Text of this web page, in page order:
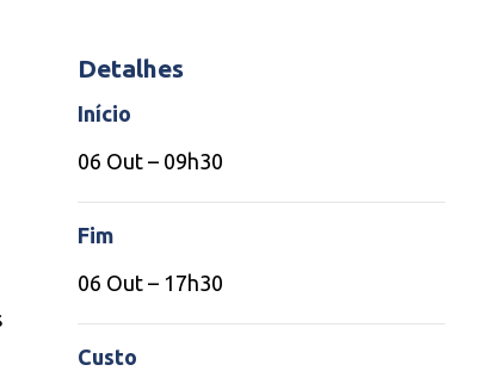
Detalhes
Início
06 Out – 09h30
Fim
06 Out – 17h30
Custo